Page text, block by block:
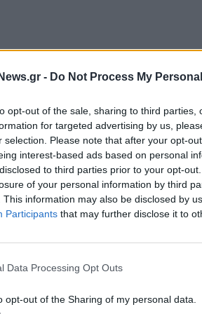
- Do Not Process My
opt-out of the sale, sharing to third
for targeted advertising by us,
selection. Please note that after your opt-
interest-based ads based on personal
to third parties prior to your opt-
of your personal information by third
This information may also be disclosed by
Participants that may further disclose it to
Data Processing Opt Outs
opt-out of the Sharing of my personal data.
–«Τι προσλαμβάνει και